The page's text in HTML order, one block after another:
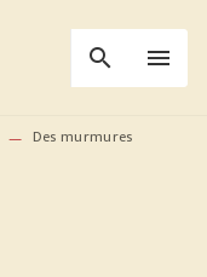
search menu
— Des murmures